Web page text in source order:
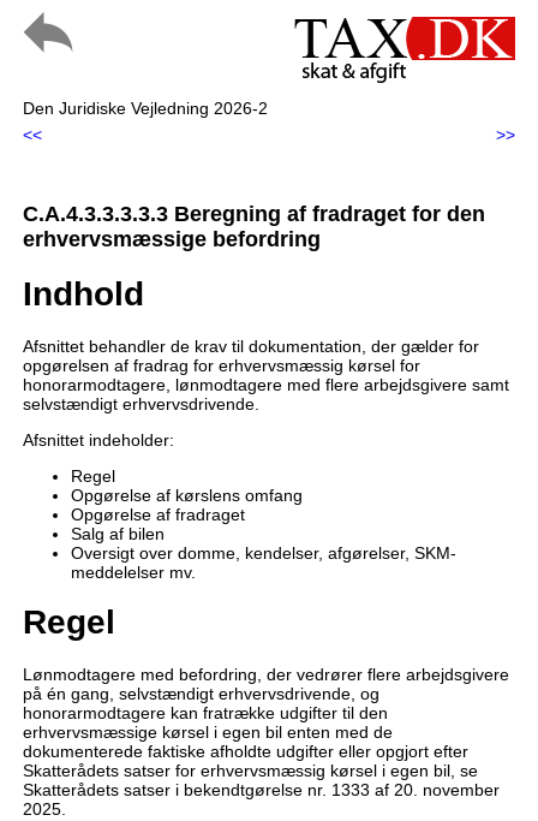
Den Juridiske Vejledning 2026-2
<<
>>
C.A.4.3.3.3.3.3 Beregning af fradraget for den
erhvervsmæssige befordring
Indhold
Afsnittet behandler de krav til dokumentation, der gælder for
opgørelsen af fradrag for erhvervsmæssig kørsel for
honorarmodtagere, lønmodtagere med flere arbejdsgivere samt
selvstændigt erhvervsdrivende.
Afsnittet indeholder:
Regel
Opgørelse af kørslens omfang
Opgørelse af fradraget
Salg af bilen
Oversigt over domme, kendelser, afgørelser, SKM-
meddelelser mv.
Regel
Lønmodtagere med befordring, der vedrører flere arbejdsgivere
på én gang, selvstændigt erhvervsdrivende, og
honorarmodtagere kan fratrække udgifter til den
erhvervsmæssige kørsel i egen bil enten med de
dokumenterede faktiske afholdte udgifter eller opgjort efter
Skatterådets satser for erhvervsmæssig kørsel i egen bil, se
Skatterådets satser i bekendtgørelse nr. 1333 af 20. november
2025.